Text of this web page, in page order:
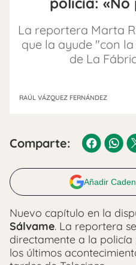
La reportera Marta
que la ayude "con
de La
RAÚL VÁZQUEZ FERNÁNDEZ
Comparte:
Añadir
Nuevo capítulo en la
Sálvame. La reportera
directamente a la
los últimos